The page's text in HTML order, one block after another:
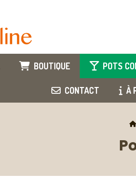
BOUTIQUE POTS
CONTACT À